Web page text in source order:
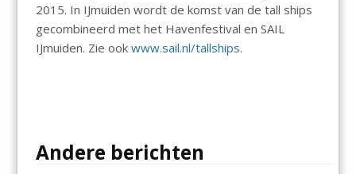
2015. In IJmuiden wordt de komst van de tall ships
gecombineerd met het Havenfestival en SAIL
IJmuiden. Zie ook www.sail.nl/tallships.
Andere berichten